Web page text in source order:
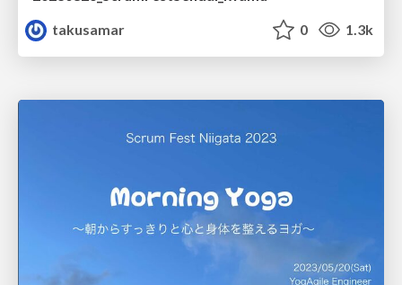
takusamar
0 1.3k